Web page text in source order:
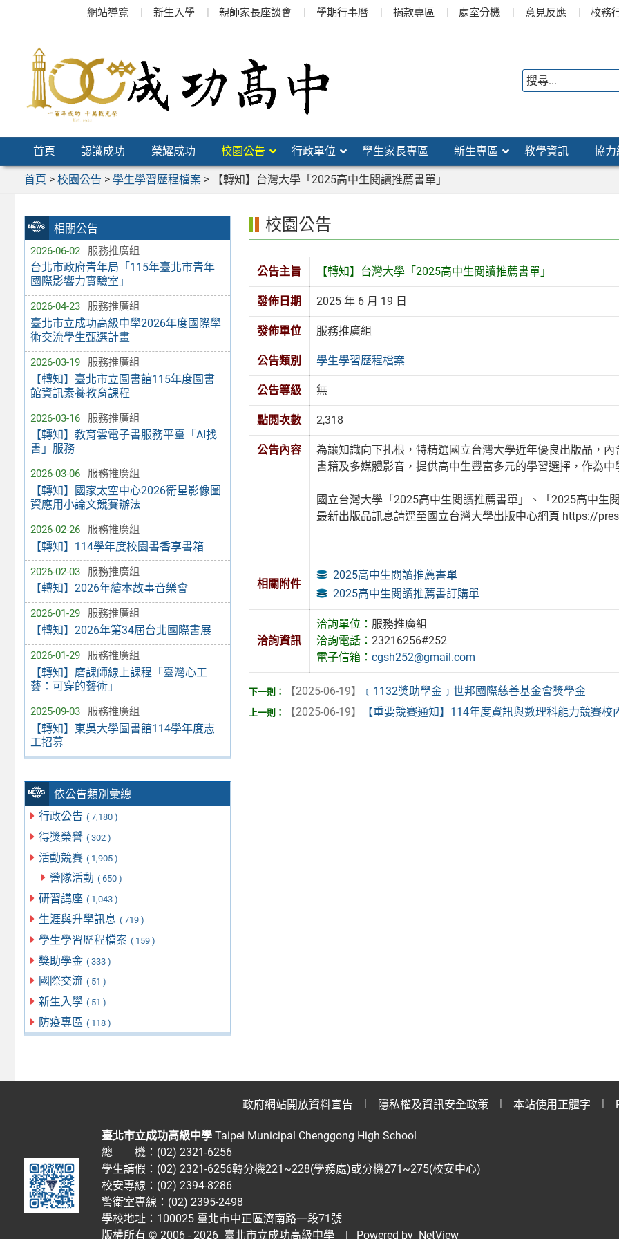
網站導覽 新生入學 親師家長座談會 學期行事曆 捐款專區 處室分機 意見反應 校務
首頁 認識成功 榮耀成功 校園公告 行政單位 學生家長專區 新生專區 教學資訊 協力
首頁 > 校園公告 > 學生學習歷程檔案> 【轉知】台灣大學「2025高中生閱讀推薦書單」
相關公告
2026-06-02 服務推廣組
台北市政府青年局「115年臺北市青年
國際影響力實驗室」
2026-04-23 服務推廣組
臺北市立成功高級中學2026年度國際學
術交流學生甄選計畫
2026-03-19 服務推廣組
【轉知】臺北市立圖書館115年度圖書
館資訊素養教育課程
2026-03-16 服務推廣組
【轉知】教育雲電子書服務平臺「AI找
書」服務
2026-03-06 服務推廣組
【轉知】國家太空中心2026衛星影像圖
資應用小論文競賽辦法
2026-02-26 服務推廣組
【轉知】114學年度校園書香享書箱
2026-02-03 服務推廣組
【轉知】2026年繪本故事音樂會
2026-01-29 服務推廣組
【轉知】2026年第34屆台北國際書展
2026-01-29 服務推廣組
【轉知】磨課師線上課程「臺灣心工
藝：可穿的藝術」
2025-09-03 服務推廣組
【轉知】東吳大學圖書館114學年度志
工招募
依公告類別彙總
行政公告 ( 7,180 )
得獎榮譽 ( 302 )
活動競賽 ( 1,905 )
營隊活動 ( 650 )
研習講座 ( 1,043 )
生涯與升學訊息 ( 719 )
學生學習歷程檔案 ( 159 )
獎助學金 ( 333 )
國際交流 ( 51 )
新生入學 ( 51 )
防疫專區 ( 118 )
校園公告
公告主旨 【轉知】台灣大學「2025高中生閱讀推薦書單」
發佈日期 2025 年 6 月 19 日
發佈單位 服務推廣組
公告類別 學生學習歷程檔案
公告等級 無
點閱次數 2,318
公告內容
為讓知識向下扎根，特精選國立台灣大學近年優良出版品，
書籍及多媒體影音，提供高中生豐富多元的學習選擇，作為中
國立台灣大學「2025高中生閱讀推薦書單」、「2025高中生
最新出版品訊息請逕至國立台灣大學出版中心網頁 https://
相關附件
2025高中生閱讀推薦書單
2025高中生閱讀推薦書訂購單
洽詢資訊
洽詢單位： 服務推廣組
洽詢電話：23216256#252
電子信箱：cgsh252@gmail.com
【2025-06-19】
﹝1132獎助學金﹞世邦國際慈善基金會獎學金
【2025-06-19】
【重要競賽通知】114年度資訊與數理科能力競賽校
政府網站開放資料宣告 隱私權及資訊安全政策 本站使用正體字
臺北市立成功高級中學Taipei Municipal Chenggong High School
總 機：(02) 2321-6256
學生請假：(02) 2321-6256轉分機221~228(學務處)或分機271~275(校安中心)
校安專線：(02) 2394-8286
警衛室專線：(02) 2395-2498
學校地址：100025 臺北市中正區濟南路一段71號
版權所有 © 2006 - 2026臺北市立成功高級中學 | Powered by NetView